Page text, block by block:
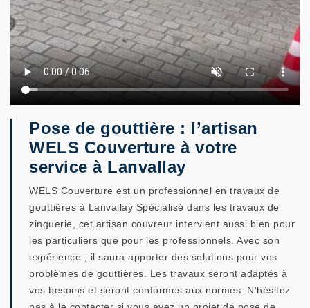
Pose de gouttière : l’artisan
WELS Couverture à votre
service à Lanvallay
WELS Couverture est un professionnel en travaux de
gouttières à Lanvallay Spécialisé dans les travaux de
zinguerie, cet artisan couvreur intervient aussi bien pour
les particuliers que pour les professionnels. Avec son
expérience ; il saura apporter des solutions pour vos
problèmes de gouttières. Les travaux seront adaptés à
vos besoins et seront conformes aux normes. N’hésitez